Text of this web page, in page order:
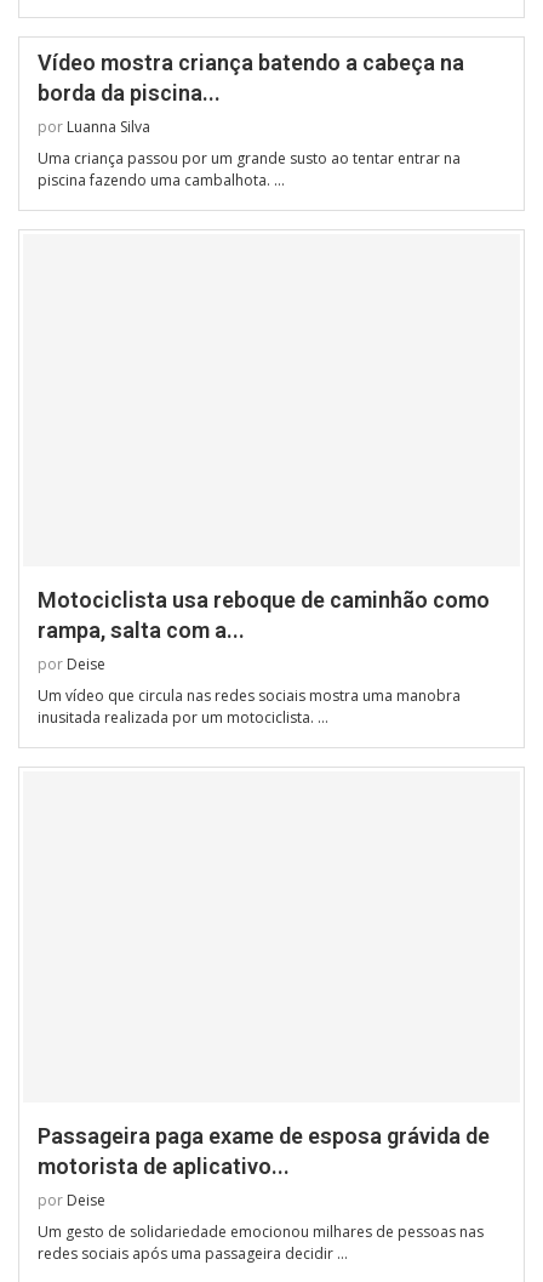
Vídeo mostra criança batendo a cabeça na
borda da piscina...
por Luanna Silva
Uma criança passou por um grande susto ao tentar entrar na
piscina fazendo uma cambalhota. …
Motociclista usa reboque de caminhão como
rampa, salta com a...
por Deise
Um vídeo que circula nas redes sociais mostra uma manobra
inusitada realizada por um motociclista. …
Passageira paga exame de esposa grávida de
motorista de aplicativo...
por Deise
Um gesto de solidariedade emocionou milhares de pessoas nas
redes sociais após uma passageira decidir …